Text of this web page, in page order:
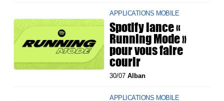
APPLICATIONS MOBILE
Spotify lance «
Running Mode »
pour vous faire
courir
30/07Alban
APPLICATIONS MOBILE